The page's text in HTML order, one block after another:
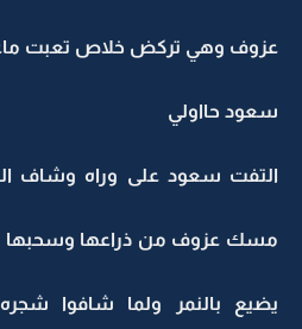
عزوف وهي تركض خلاص تعبت
سعود حااولي
التفت سعود على وراه وشاف
مسك عزوف من ذراعها وسحبها
يضيع بالنمر ولما شافوا